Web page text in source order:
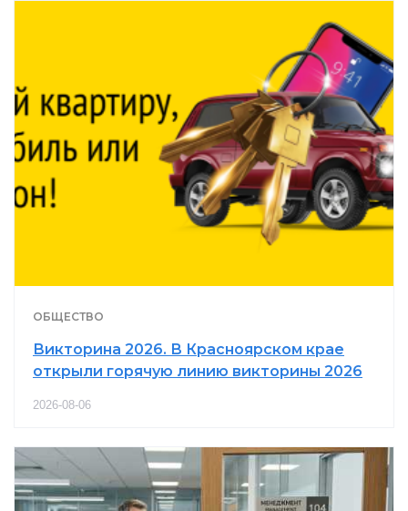
ОБЩЕСТВО
Викторина 2026. В Красноярском крае
открыли горячую линию викторины 2026
2026-08-06